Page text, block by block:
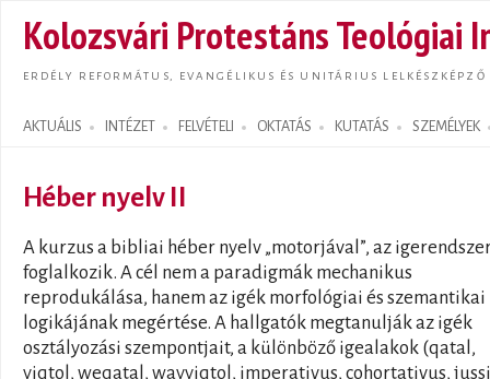
Kolozsvári Protestáns Teológiai
ERDÉLY REFORMÁTUS, EVANGÉLIKUS ÉS UNITÁRIUS LELKÉSZKÉPZŐ
AKTUÁLIS INTÉZET FELVÉTELI OKTATÁS KUTATÁS SZEMÉLYEK
Search form
Héber nyelv II
A kurzus a bibliai héber nyelv „motorjával”, az
foglalkozik. A cél nem a paradigmák mechanikus
reprodukálása, hanem az igék morfológiai és szemantikai
logikájának megértése. A hallgatók megtanulják az igék
osztályozási szempontjait, a különböző igealakok (qatal,
yiqtol, weqatal, wayyiqtol, imperativus, cohortativus,